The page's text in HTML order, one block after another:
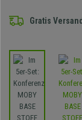
Gratis Versand